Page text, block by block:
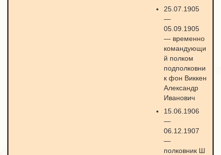
25.07.1905
—
05.09.1905
— временно
командующи
й полком
подполковни
к фон Виккен
Александр
Иванович
15.06.1906
—
06.12.1907
—
полковник Ш